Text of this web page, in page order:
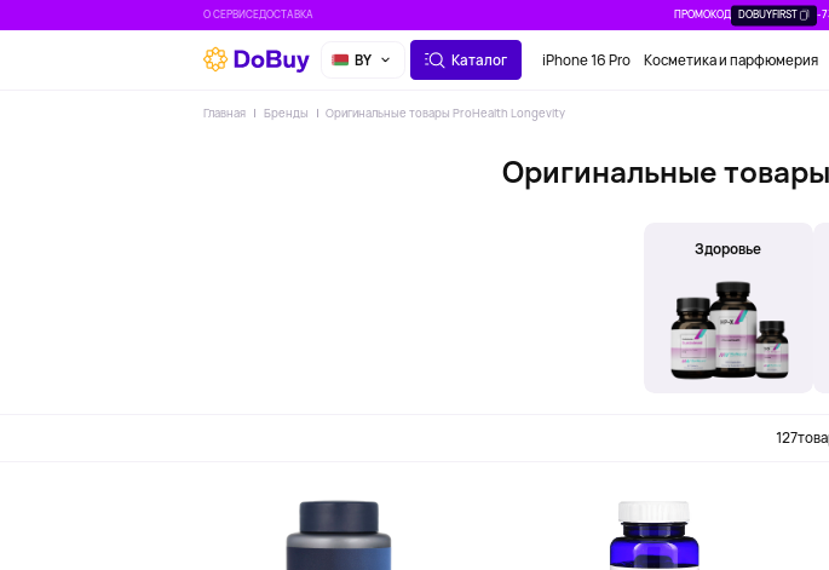
О СЕРВИСЕДОСТАВКА ПРОМОКОД DOBUYFIRST -
BY Каталог iPhone 16 Pro Косметика и парфюмерия
Главная Бренды Оригинальные товары ProHealth Longevity
Оригинальные
Здоровье
127